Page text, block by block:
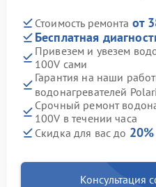
Стоимость ремонта от
Бесплатная
Привезем и увезем
100V сами
Гарантия на наши
водонагревателей
Срочный ремонт
100V в течении часа
Скидка для вас до 20%
Консультация